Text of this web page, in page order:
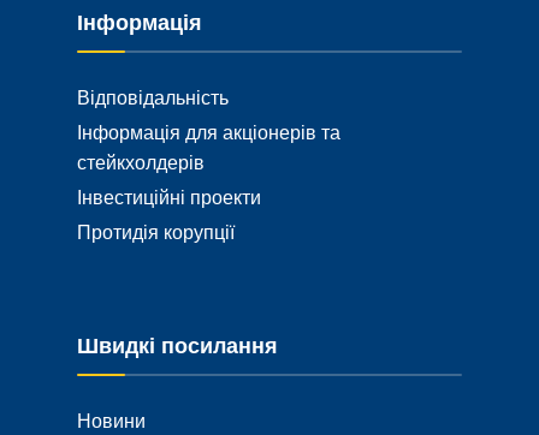
Інформація
Відповідальність
Інформація для акціонерів та
стейкхолдерів
Інвестиційні проекти
Протидія корупції
Швидкі посилання
Новини